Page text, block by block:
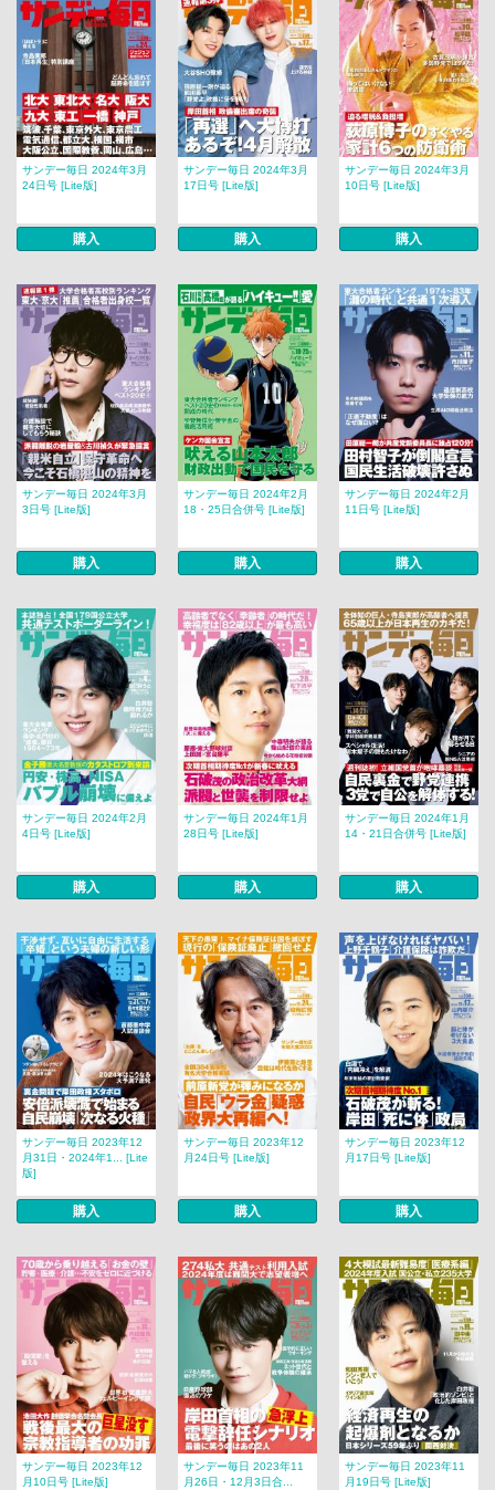
サンデー毎日 2024年3月
24日号 [Lite版]
購入
サンデー毎日 2024年3月
17日号 [Lite版]
購入
サンデー毎日 2024年3月
10日号 [Lite版]
購入
サンデー毎日 2024年3月
3日号 [Lite版]
購入
サンデー毎日 2024年2月
18・25日合併号 [Lite版]
購入
サンデー毎日 2024年2月
11日号 [Lite版]
購入
サンデー毎日 2024年2月
4日号 [Lite版]
購入
サンデー毎日 2024年1月
28日号 [Lite版]
購入
サンデー毎日 2024年1月
14・21日合併号 [Lite版]
購入
サンデー毎日 2023年12
月31日・2024年1... [Lite
版]
購入
サンデー毎日 2023年12
月24日号 [Lite版]
購入
サンデー毎日 2023年12
月17日号 [Lite版]
購入
サンデー毎日 2023年12
月10日号 [Lite版]
サンデー毎日 2023年11
月26日・12月3日合...
サンデー毎日 2023年11
月19日号 [Lite版]